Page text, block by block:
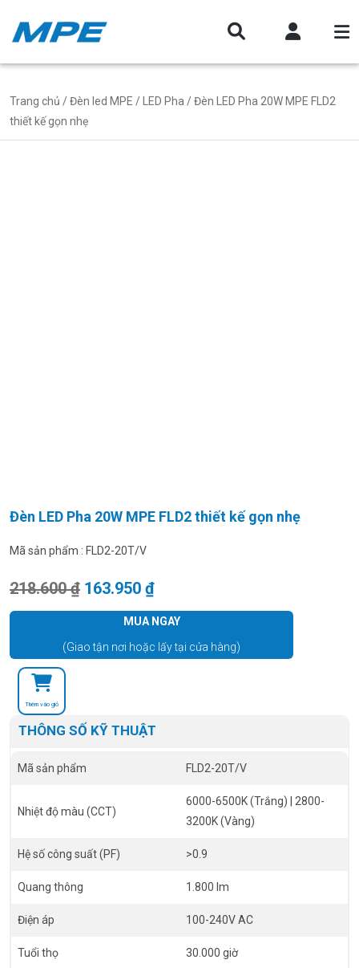
Trang chủ /Đèn led MPE / LED Pha / Đèn LED Pha 20W MPE FLD2
thiết kế gọn nhẹ
Đèn LED Pha 20W MPE FLD2 thiết kế gọn nhẹ
Mã sản phẩm : FLD2-20T/V
218.600₫ Giá gốc là: 218.600 ₫.
163.950 ₫Giá hiện tại là: 163.950 ₫.
MUA NGAY
(Giao tận nơi hoặc lấy tại cửa hàng)
Thêm vào giỏ
THÔNG SỐ KỸ THUẬT
Mã sản phẩm FLD2-20T/V
Nhiệt độ màu (CCT)
6000-6500K (Trắng) | 2800-
3200K (Vàng)
Hệ số công suất (PF) >0.9
Quang thông 1.800 lm
Điện áp 100-240V AC
Tuổi thọ 30.000 giờ